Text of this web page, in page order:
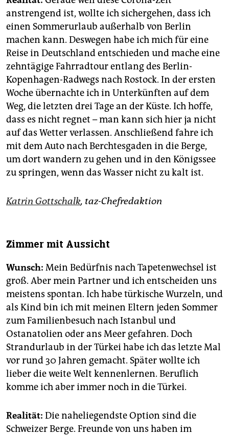
anstrengend ist, wollte ich sichergehen, dass ich
einen Sommerurlaub außerhalb von Berlin
machen kann. Deswegen habe ich mich für eine
Reise in Deutschland entschieden und mache eine
zehntägige Fahrradtour entlang des Berlin-
Kopenhagen-Radwegs nach Rostock. In der ersten
Woche übernachte ich in Unterkünften auf dem
Weg, die letzten drei Tage an der Küste. Ich hoffe,
dass es nicht regnet – man kann sich hier ja nicht
auf das Wetter verlassen. Anschließend fahre ich
mit dem Auto nach Berchtesgaden in die Berge,
um dort wandern zu gehen und in den Königssee
zu springen, wenn das Wasser nicht zu kalt ist.
Katrin Gottschalk, taz-Chefredaktion
Zimmer mit Aussicht
Wunsch: Mein Bedürfnis nach Tapetenwechsel ist
groß. Aber mein Partner und ich entscheiden uns
meistens spontan. Ich habe türkische Wurzeln, und
als Kind bin ich mit meinen Eltern jeden Sommer
zum Familienbesuch nach Istanbul und
Ostanatolien oder ans Meer gefahren. Doch
Strandurlaub in der Türkei habe ich das letzte Mal
vor rund 30 Jahren gemacht. Später wollte ich
lieber die weite Welt kennenlernen. Beruflich
komme ich aber immer noch in die Türkei.
Realität: Die naheliegendste Option sind die
Schweizer Berge. Freunde von uns haben im